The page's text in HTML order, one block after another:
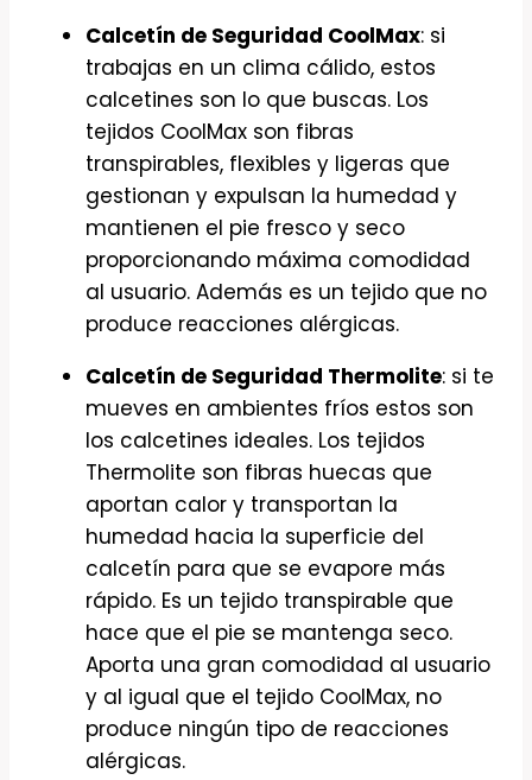
Calcetín de Seguridad CoolMax: si
trabajas en un clima cálido, estos
calcetines son lo que buscas. Los
tejidos CoolMax son fibras
transpirables, flexibles y ligeras que
gestionan y expulsan la humedad y
mantienen el pie fresco y seco
proporcionando máxima comodidad
al usuario. Además es un tejido que no
produce reacciones alérgicas.
Calcetín de Seguridad Thermolite: si te
mueves en ambientes fríos estos son
los calcetines ideales. Los tejidos
Thermolite son fibras huecas que
aportan calor y transportan la
humedad hacia la superficie del
calcetín para que se evapore más
rápido. Es un tejido transpirable que
hace que el pie se mantenga seco.
Aporta una gran comodidad al usuario
y al igual que el tejido CoolMax, no
produce ningún tipo de reacciones
alérgicas.